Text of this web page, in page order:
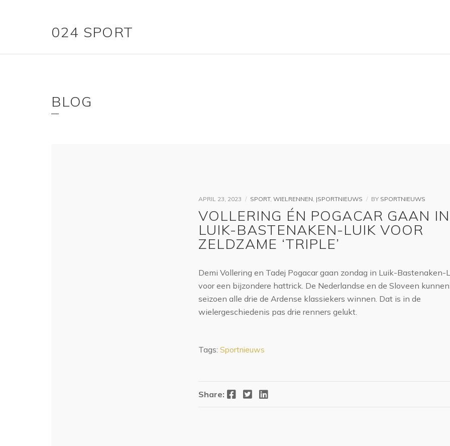
024 SPORT
BLOG
APRIL 23, 2023 SPORT, WIELRENNEN, |SPORTNIEUWS BY SPORTNIEUWS
VOLLERING ÉN POGACAR GAAN IN
LUIK-BASTENAKEN-LUIK VOOR
ZELDZAME ‘TRIPLE’
Demi Vollering en Tadej Pogacar gaan zondag in Luik-Bastenaken-
voor een bijzondere hattrick. De Nederlandse en de Sloveen
seizoen alle drie de Ardense klassiekers winnen. Dat is in de
wielergeschiedenis pas drie renners gelukt.
Tags: Sportnieuws
Share: Facebook Twitter LinkedIn